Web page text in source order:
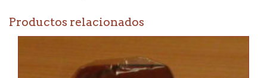
cantidad
Productos relacionados